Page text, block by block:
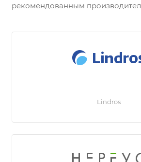
рекомендованным
Lindros